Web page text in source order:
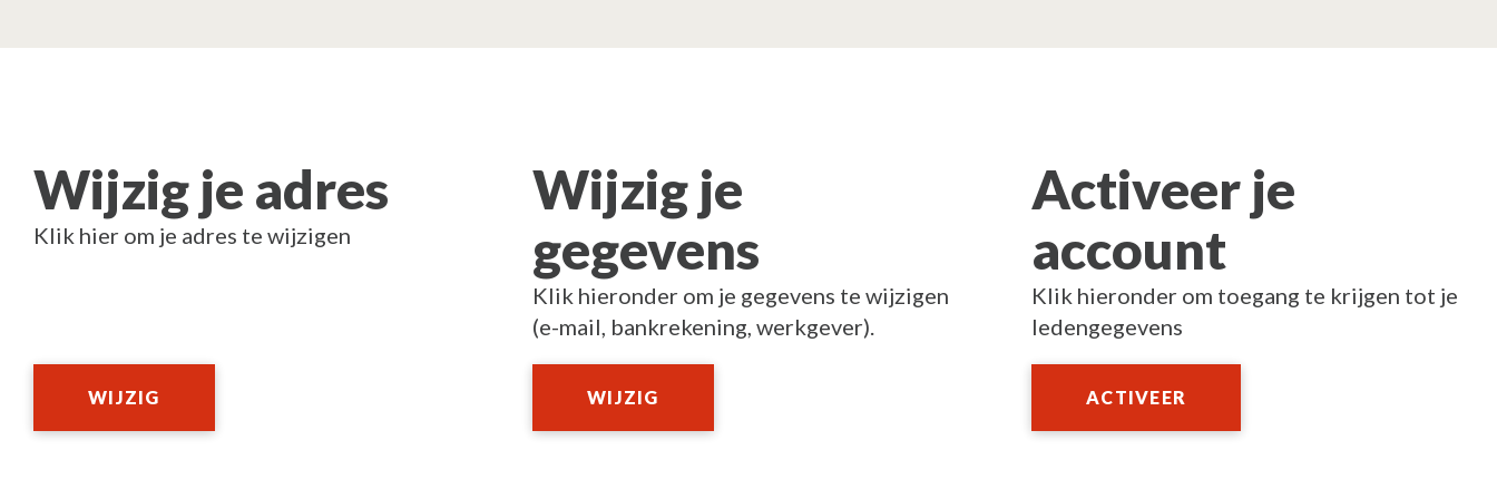
Wijzig je adres
Klik hier om je adres te wijzigen
WIJZIG
Wijzig je
gegevens
Klik hieronder om je gegevens te wijzigen
(e-mail, bankrekening, werkgever).
WIJZIG
Activeer je
account
Klik hieronder om toegang te krijgen tot je
ledengegevens
ACTIVEER